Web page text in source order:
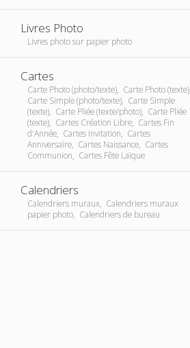
Livres Photo
Livres photo sur papier photo
Cartes
Carte Photo (photo/texte), Carte Photo (texte),
Carte Simple (photo/texte), Carte Simple
(texte), Carte Pliée (texte/photo), Carte Pliée
(texte), Cartes Création Libre, Cartes Fin
d'Année, Cartes Invitation, Cartes
Anniversaire, Cartes Naissance, Cartes
Communion, Cartes Fête Laïque
Calendriers
Calendriers muraux, Calendriers muraux
papier photo, Calendriers de bureau